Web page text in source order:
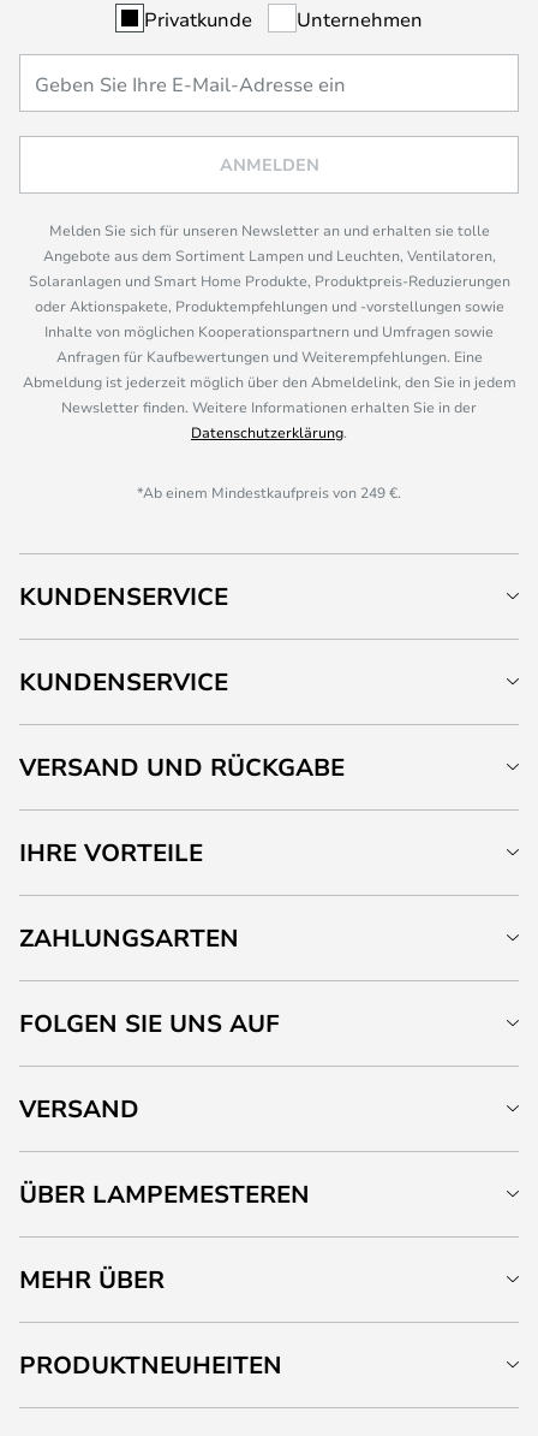
Privatkunde Unternehmen
ANMELDEN
Melden Sie sich für unseren Newsletter an und erhalten sie tolle
Angebote aus dem Sortiment Lampen und Leuchten, Ventilatoren,
Solaranlagen und Smart Home Produkte, Produktpreis-Reduzierungen
oder Aktionspakete, Produktempfehlungen und -vorstellungen sowie
Inhalte von möglichen Kooperationspartnern und Umfragen sowie
Anfragen für Kaufbewertungen und Weiterempfehlungen. Eine
Abmeldung ist jederzeit möglich über den Abmeldelink, den Sie in jedem
Newsletter finden. Weitere Informationen erhalten Sie in der
Datenschutzerklärung.
*Ab einem Mindestkaufpreis von 249 €.
KUNDENSERVICE
KUNDENSERVICE
VERSAND UND RÜCKGABE
IHRE VORTEILE
ZAHLUNGSARTEN
FOLGEN SIE UNS AUF
VERSAND
ÜBER LAMPEMESTEREN
MEHR ÜBER
PRODUKTNEUHEITEN